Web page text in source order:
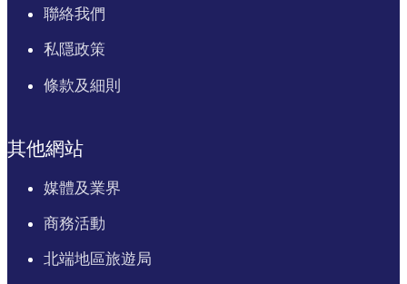
聯絡我們
私隱政策
條款及細則
其他網站
媒體及業界
商務活動
北端地區旅遊局